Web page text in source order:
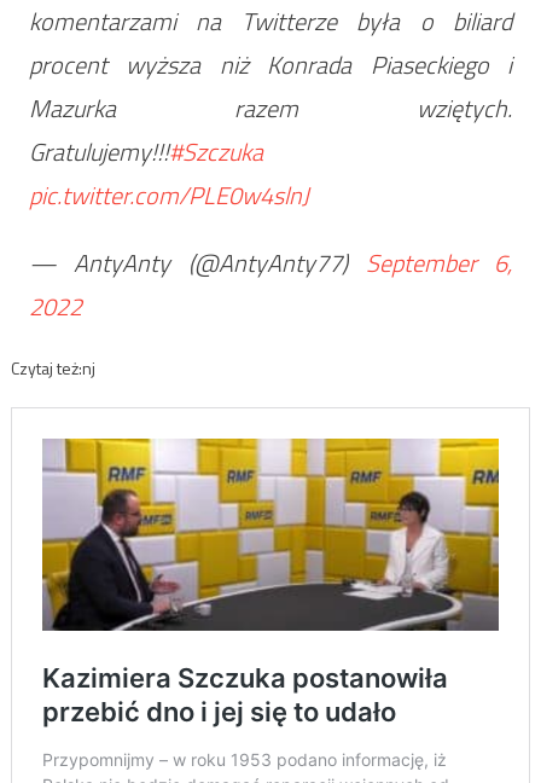
komentarzami na Twitterze była o biliard
procent wyższa niż Konrada Piaseckiego i
Mazurka razem wziętych.
Gratulujemy!!!#Szczuka
pic.twitter.com/PLE0w4slnJ
— AntyAnty (@AntyAnty77) September 6,
2022
Czytaj też:nj